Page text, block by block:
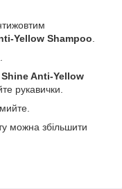
Yellow Shampoo
Anti-Yellow
рукавички.
можна збільшити